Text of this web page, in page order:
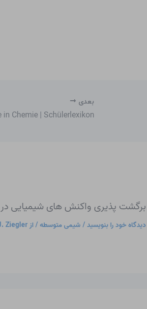
بعدی
in Chemie | Schülerlexikon
برگشت پذیری واکنش های شیمیایی
دیدگاه‌ خود را بنویسید/ شیمی متوسطه/ ازZiegler